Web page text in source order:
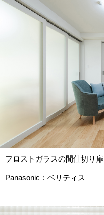
フロストガラスの間仕切り扉
Panasonic：ベリティス